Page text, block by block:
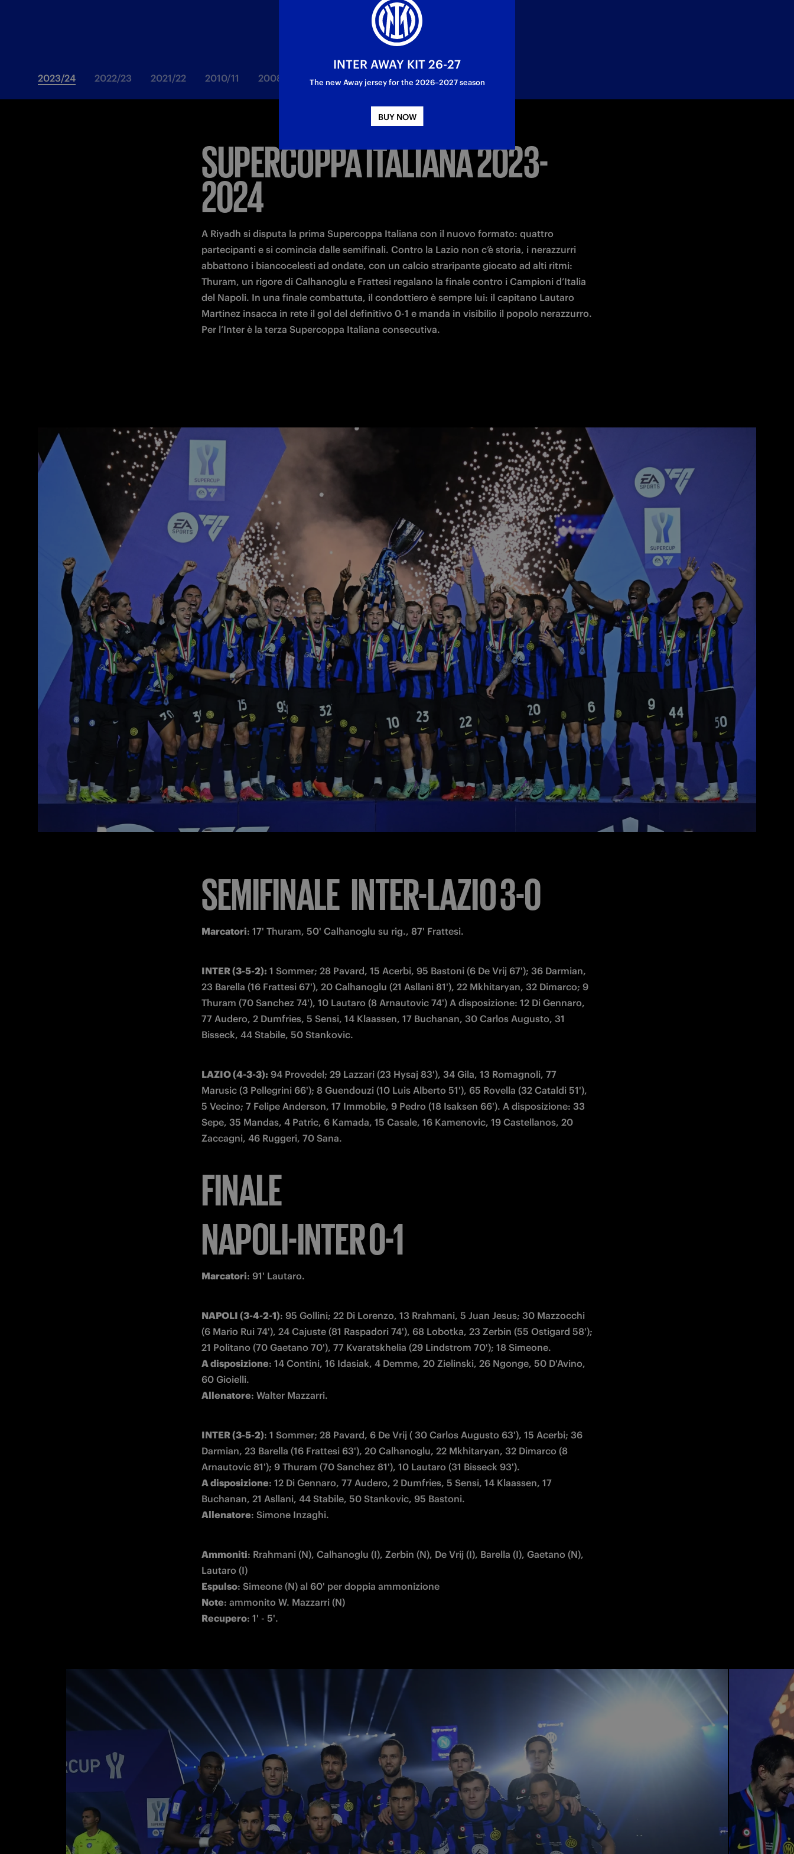
2023/24 2022/23 2021/22 2010/11 2008/09 2006/07 2005/06 1989/90
SUPERCOPPA ITALIANA 2023-
2024
A Riyadh si disputa la prima Supercoppa Italiana con il nuovo formato: quattro
partecipanti e si comincia dalle semifinali. Contro la Lazio non c’è storia, i nerazzurri
abbattono i biancocelesti ad ondate, con un calcio straripante giocato ad alti ritmi:
Thuram, un rigore di Calhanoglu e Frattesi regalano la finale contro i Campioni d’Italia
del Napoli. In una finale combattuta, il condottiero è sempre lui: il capitano Lautaro
Martinez insacca in rete il gol del definitivo 0-1 e manda in visibilio il popolo nerazzurro.
Per l’Inter è la terza Supercoppa Italiana consecutiva.
SEMIFINALE INTER-LAZIO 3-0
Marcatori: 17' Thuram, 50' Calhanoglu su rig., 87' Frattesi.
INTER (3-5-2): 1 Sommer; 28 Pavard, 15 Acerbi, 95 Bastoni (6 De Vrij 67'); 36 Darmian,
23 Barella (16 Frattesi 67'), 20 Calhanoglu (21 Asllani 81'), 22 Mkhitaryan, 32 Dimarco; 9
Thuram (70 Sanchez 74'), 10 Lautaro (8 Arnautovic 74') A disposizione: 12 Di Gennaro,
77 Audero, 2 Dumfries, 5 Sensi, 14 Klaassen, 17 Buchanan, 30 Carlos Augusto, 31
Bisseck, 44 Stabile, 50 Stankovic.
LAZIO (4-3-3): 94 Provedel; 29 Lazzari (23 Hysaj 83'), 34 Gila, 13 Romagnoli, 77
Marusic (3 Pellegrini 66'); 8 Guendouzi (10 Luis Alberto 51'), 65 Rovella (32 Cataldi 51'),
5 Vecino; 7 Felipe Anderson, 17 Immobile, 9 Pedro (18 Isaksen 66'). A disposizione: 33
Sepe, 35 Mandas, 4 Patric, 6 Kamada, 15 Casale, 16 Kamenovic, 19 Castellanos, 20
Zaccagni, 46 Ruggeri, 70 Sana.
FINALE
NAPOLI-INTER 0-1
Marcatori: 91' Lautaro.
NAPOLI (3-4-2-1): 95 Gollini; 22 Di Lorenzo, 13 Rrahmani, 5 Juan Jesus; 30 Mazzocchi
(6 Mario Rui 74'), 24 Cajuste (81 Raspadori 74'), 68 Lobotka, 23 Zerbin (55 Ostigard 58');
A disposizione: 14 Contini, 16 Idasiak, 4 Demme, 20 Zielinski, 26 Ngonge, 50 D'Avino,
Allenatore: Walter Mazzarri.
INTER (3-5-2): 1 Sommer; 28 Pavard, 6 De Vrij ( 30 Carlos Augusto 63'), 15 Acerbi; 36
Darmian, 23 Barella (16 Frattesi 63'), 20 Calhanoglu, 22 Mkhitaryan, 32 Dimarco (8
A disposizione: 12 Di Gennaro, 77 Audero, 2 Dumfries, 5 Sensi, 14 Klaassen, 17
Allenatore: Simone Inzaghi.
Ammoniti: Rrahmani (N), Calhanoglu (I), Zerbin (N), De Vrij (I), Barella (I), Gaetano (N),
Espulso
Note
Recupero: 1' - 5'.
INTER AWAY KIT 26-27
The new Away jersey for the 2026–2027 season
BUY NOW